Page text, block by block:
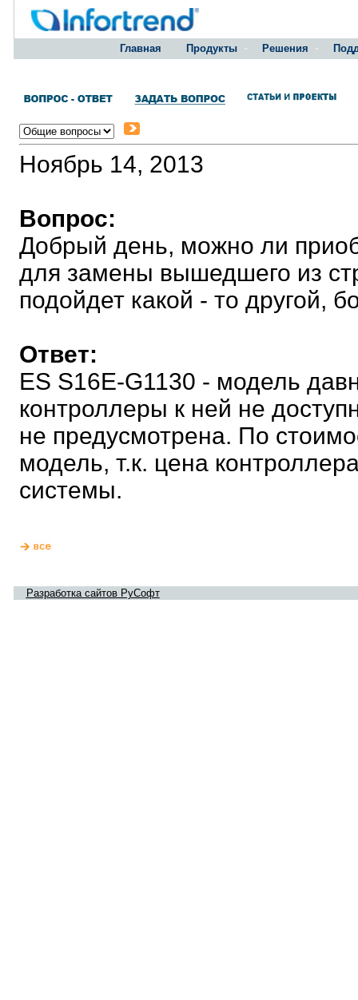
Главная Продукты Решения
Ноябрь 14, 2013
Вопрос:
Добрый день, можно ли
для замены вышедшего из
подойдет какой - то другой,
Ответ:
ES S16E-G1130 - модель
контроллеры к ней не
не предусмотрена. По
модель, т.к. цена
системы.
Разработка сайтов РуСофт